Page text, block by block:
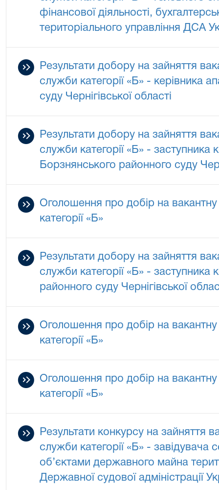
фінансової діяльності,
територіального управління ДСА
Результати добору на зайняття
служби категорії «Б» - керівника
суду Чернігівської області
Результати добору на зайняття
служби категорії «Б» - заступника
Борзнянського районного суду
Оголошення про добір на
категорії «Б»
Результати добору на зайняття
служби категорії «Б» - заступника
районного суду Чернігівської
Оголошення про добір на
категорії «Б»
Оголошення про добір на
категорії «Б»
Результати конкурсу на зайняття
служби категорії «Б» - завідувача
об’єктами державного майна
Державної судової адміністрації